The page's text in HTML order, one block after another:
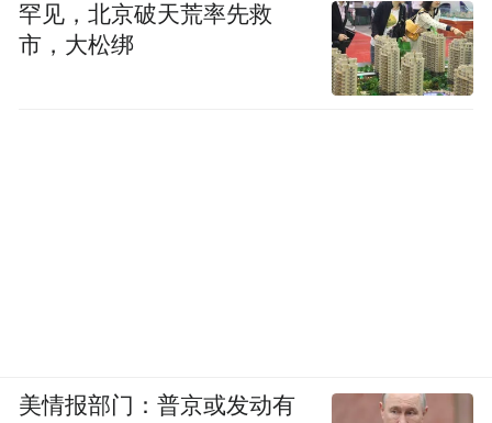
罕见，北京破天荒率先救
市，大松绑
美情报部门：普京或发动有